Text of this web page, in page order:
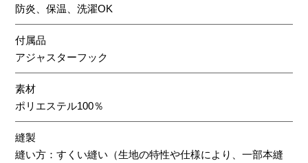
防炎、保温、洗濯OK
付属品
アジャスターフック
素材
ポリエステル100％
縫製
縫い方：すくい縫い（生地の特性や仕様により、一部本縫